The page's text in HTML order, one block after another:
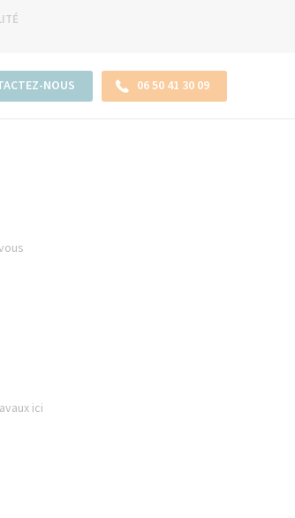
NOUS 06 50 41 30 09
ici